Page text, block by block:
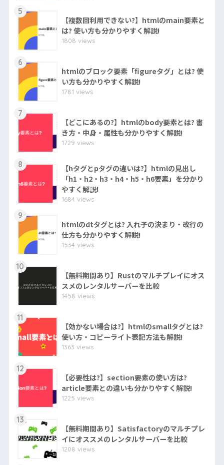
5
【複数回利用できない?】htmlのmain要素と
は? 使い方も分かりやすく解説!
1808 views
6
htmlのブロック要素「figureタグ」とは? 使
い方も分かりやすく解説!
1781 views
7
【どこにあるの?】htmlのbody要素とは? 書
き方・中身・属性も分かりやすく解説!
1729 views
8
【hタグとpタグの違いは?】htmlの見出し
「h1・h2・h3・h4・h5・h6要素」を分かり
やすく解説!
1684 views
9
htmlのdtタグとは? 入れ子の決まり・改行の
仕方も分かりやすく解説!
1534 views
10
【無料期間あり】Rustのマルチプレイにオス
スメのレンタルサーバーを比較
1458 views
11
【効かない場合は?】htmlのsmallタグとは?
使い方・コピーライト表記方法も解説!
1363 views
12
【必要性は?】section要素の使い方は?
article要素との違いも分かりやすく解説!
1225 views
13
【無料期間あり】Satisfactoryのマルチプレ
イにオススメのレンタルサーバーを比較
1208 views